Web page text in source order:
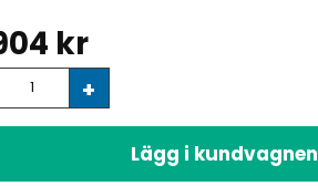
kr
+
Lägg i kundvagnen